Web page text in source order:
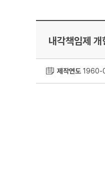
내각책임제
제작연도 1960-